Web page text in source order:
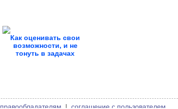
Как оценивать свои
возможности, и не
тонуть в задачах
правообладателям | соглашение с пользователем